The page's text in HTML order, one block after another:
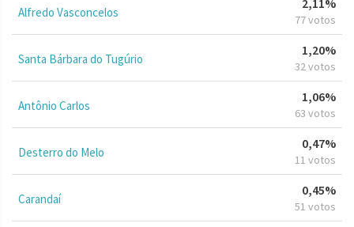
Alfredo Vasconcelos 77 votos
Santa Bárbara do Tugúrio
1,20%
32 votos
Antônio Carlos
1,06%
63 votos
Desterro do Melo
0,47%
11 votos
Carandaí
0,45%
51 votos